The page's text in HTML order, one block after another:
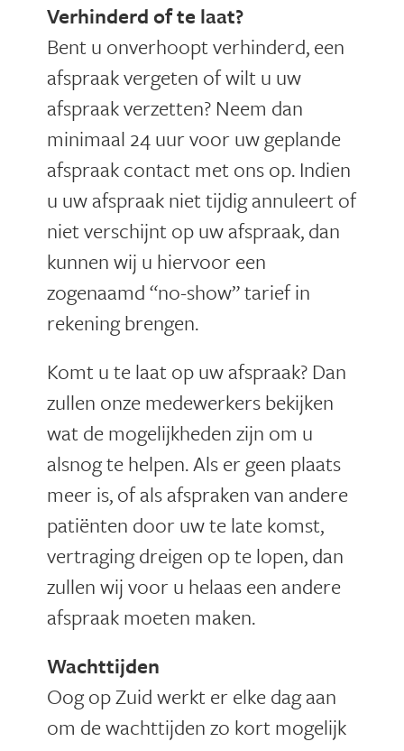
Verhinderd of te laat?
Bent u onverhoopt verhinderd, een
afspraak vergeten of wilt u uw
afspraak verzetten? Neem dan
minimaal 24 uur voor uw geplande
afspraak contact met ons op. Indien
u uw afspraak niet tijdig annuleert of
niet verschijnt op uw afspraak, dan
kunnen wij u hiervoor een
zogenaamd “no-show” tarief in
rekening brengen.
Komt u te laat op uw afspraak? Dan
zullen onze medewerkers bekijken
wat de mogelijkheden zijn om u
alsnog te helpen. Als er geen plaats
meer is, of als afspraken van andere
patiënten door uw te late komst,
vertraging dreigen op te lopen, dan
zullen wij voor u helaas een andere
afspraak moeten maken.
Wachttijden
Oog op Zuid werkt er elke dag aan
om de wachttijden zo kort mogelijk